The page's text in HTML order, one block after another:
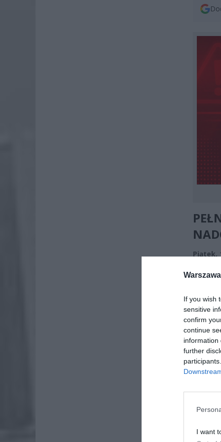
If you wish
sensitive
confirm
continue
information
further
I want
Piątek,